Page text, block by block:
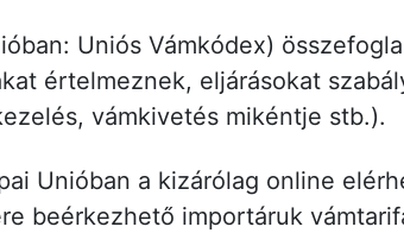
Uniós Vámkódex)
értelmeznek, eljárásokat
vámkivetés mikéntje stb.).
Unióban a kizárólag online
beérkezhető importáruk